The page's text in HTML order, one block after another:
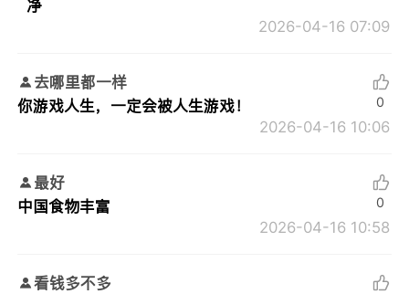
净
2026-04-16 07:09
去哪里都一样
你游戏人生，一定会被人生游戏！
2026-04-16 10:06
0
最好
中国食物丰富
2026-04-16 10:58
0
看钱多不多